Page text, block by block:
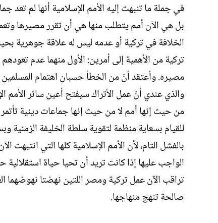
في جملة ما تنبهت إليه الأمم الإسلامية أنها لم
بل هي الآن أمم يتطلب منها هي أن تقرر مصيرها
الخلافة في تركية أو عدمه ليس له علاقة جوهرية
تركية من الأهمية إلى أمرين: الأول منهما عدم
مصيره. وأعتقد أنّ من الخطأ حسبان اهتمام المسلمين
والذي عندي أنّ عمل الأتراك سيفتح أعين سائر الأمم
من حيث إنها أمم لا من حيث إنها جماعات دينية
للقيام بسعاية منظمة لتقوية سلطة الخليفة
بالفشل التام، لأن الأمم الإسلامية كلها التي
الواجب عليها إذا كانت تريد أن تحيا حياة
تراقب الآن عمل تركية ومصر اللتين نهضتا نهوضهما
صالحة تنهج منهاجها.